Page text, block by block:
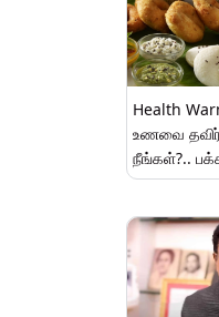
Health
உணவை
நீங்கள்?..
மாரடைப்பு